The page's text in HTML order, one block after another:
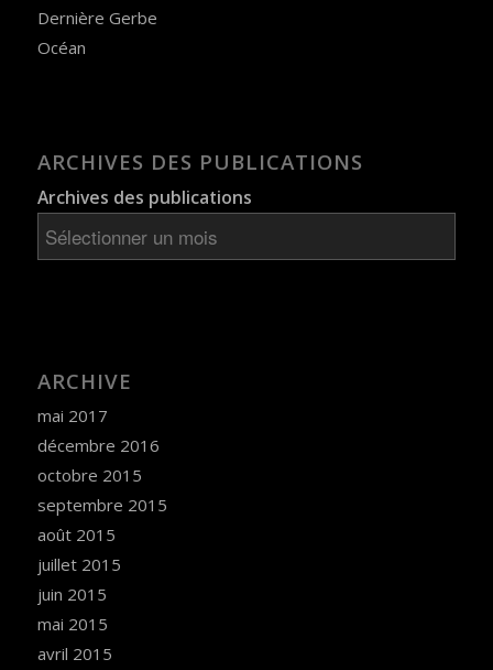
Dernière Gerbe
Océan
ARCHIVES DES PUBLICATIONS
Archives des publications
ARCHIVE
mai 2017
décembre 2016
octobre 2015
septembre 2015
août 2015
juillet 2015
juin 2015
mai 2015
avril 2015